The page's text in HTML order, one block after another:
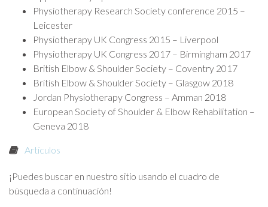
Physiotherapy Research Society conference 2015 –
Leicester
Physiotherapy UK Congress 2015 – Liverpool
Physiotherapy UK Congress 2017 – Birmingham 2017
British Elbow & Shoulder Society – Coventry 2017
British Elbow & Shoulder Society – Glasgow 2018
Jordan Physiotherapy Congress – Amman 2018
European Society of Shoulder & Elbow Rehabilitation –
Geneva 2018
Artículos
¡Puedes buscar en nuestro sitio usando el cuadro de
búsqueda a continuación!